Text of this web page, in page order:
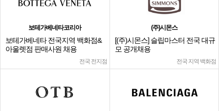
보테가베네타코리아
보테가베네타 전국지역 백화점&
아울렛점 판매사원 채용
전국 전지점
(주)시몬스
[(주)시몬스] 슬립마스터 전국 대규
모 공개채용
전국 지역 백화점